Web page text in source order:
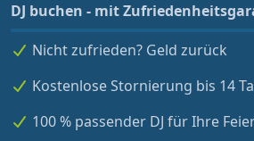
DJ buchen - mit
Nicht zufrieden? Geld zurück
Kostenlose Stornierung bis 14
100 % passender DJ für Ihre